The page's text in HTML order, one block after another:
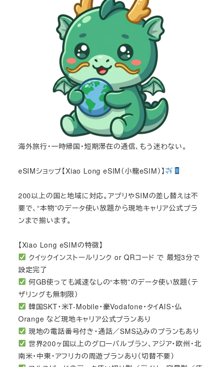
海外旅行・一時帰国・短期滞在の通信、もう迷わない。
eSIMショップ【Xiao Long eSIM（小龍eSIM）】
200以上の国と地域に対応。アプリやSIMの差し替えは不
要で、“本物”のデータ使い放題から現地キャリア公式プラ
ンまで揃います。
【Xiao Long eSIMの特徴】
クイックインストールリンク or QRコード で 最短3分で
設定完了
何GB使っても減速なしの“本物”のデータ使い放題（テ
ザリングも無制限）
韓国SKT・米T-Mobile・豪Vodafone・タイAIS・仏
Orange など現地キャリア公式プランあり
現地の電話番号付き・通話／SMS込みのプランもあり
世界200ヶ国以上のグローバルプラン、アジア・欧州・北
南米・中東・アフリカの周遊プランあり（切替不要）